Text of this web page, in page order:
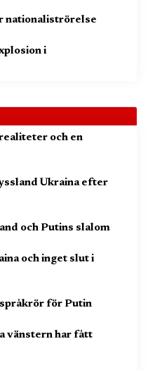
nationaliströrelse
i
och en
Ukraina efter
och Putins slalom
och inget slut i
för Putin
vänstern har fått